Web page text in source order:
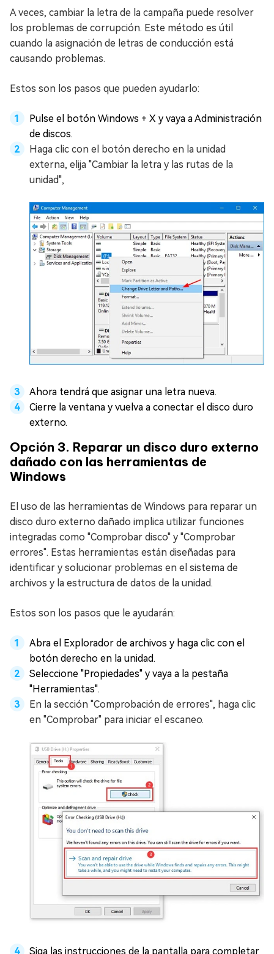
A veces, cambiar la letra de la campaña puede resolver
los problemas de corrupción. Este método es útil
cuando la asignación de letras de conducción está
causando problemas.
Estos son los pasos que pueden ayudarlo:
Pulse el botón Windows + X y vaya a Administración
de discos.
Haga clic con el botón derecho en la unidad
externa, elija "Cambiar la letra y las rutas de la
unidad",
Ahora tendrá que asignar una letra nueva.
Cierre la ventana y vuelva a conectar el disco duro
externo.
Opción 3. Reparar un disco duro externo
dañado con las herramientas de
Windows
El uso de las herramientas de Windows para reparar un
disco duro externo dañado implica utilizar funciones
integradas como "Comprobar disco" y "Comprobar
errores". Estas herramientas están diseñadas para
identificar y solucionar problemas en el sistema de
archivos y la estructura de datos de la unidad.
Estos son los pasos que le ayudarán:
Abra el Explorador de archivos y haga clic con el
botón derecho en la unidad.
Seleccione "Propiedades" y vaya a la pestaña
"Herramientas".
En la sección "Comprobación de errores", haga clic
en "Comprobar" para iniciar el escaneo.
Siga las instrucciones de la pantalla para completar